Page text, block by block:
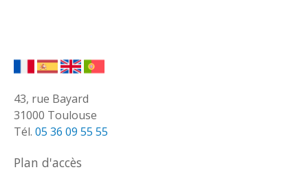
43, rue Bayard
31000 Toulouse
Tél. 05 36 09 55 55
Plan d'accès